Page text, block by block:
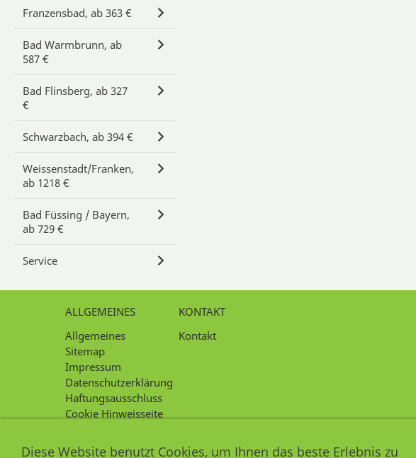
Franzensbad, ab 363 €
Bad Warmbrunn, ab
587 €
Bad Flinsberg, ab 327
€
Schwarzbach, ab 394 €
Weissenstadt/Franken,
ab 1218 €
Bad Füssing / Bayern,
ab 729 €
Service
ALLGEMEINES
Allgemeines
Sitemap
Impressum
Datenschutzerklärung
Haftungsausschluss
Cookie Hinweisseite
KONTAKT
Kontakt
Diese Website benutzt Cookies, um Ihnen das beste Erlebnis zu